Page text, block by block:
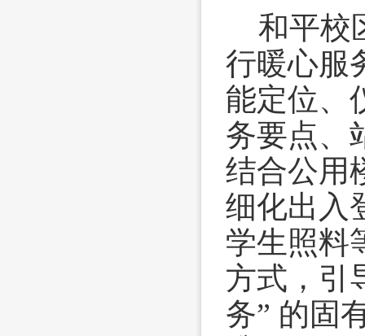
和平校
行暖心服
能定位、
务要点、
结合公用
细化出入
学生照料
方式，引
务” 的固